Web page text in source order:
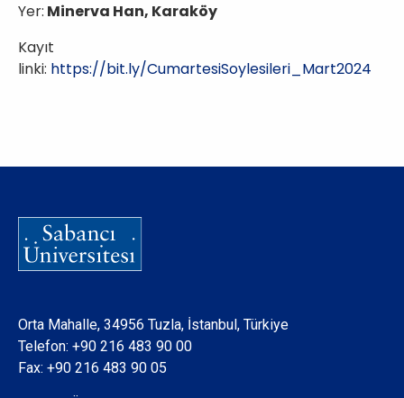
Yer: Minerva Han, Karaköy
Kayıt
linki: https://bit.ly/CumartesiSoylesileri_Mart2024
Orta Mahalle, 34956 Tuzla, İstanbul, Türkiye
Telefon: +90 216 483 90 00
Fax: +90 216 483 90 05